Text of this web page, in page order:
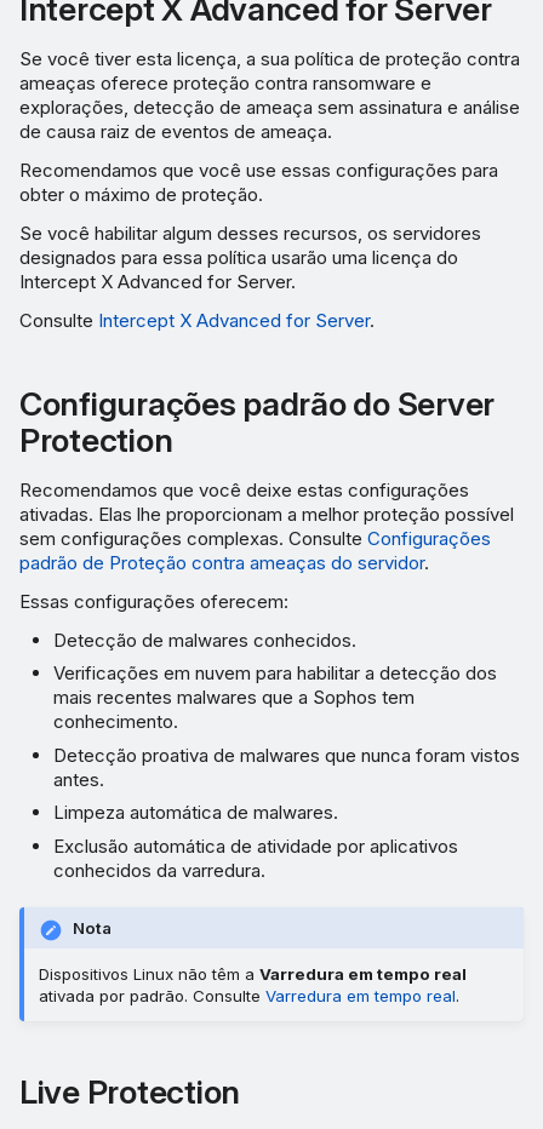
Detectar downloads de
Varredura em tempo real -
Opções
Correção
Proteção em tempo de
execução
Proteção Adaptativa contra
Configurações avançadas
Bloquear conexões do
navegador QUIC
Descriptografia de SSL/TLS
de sites HTTPS
Exclusões de
descriptografia de HTTPS
Varredura em tempo real
para Linux
Varredura agendada
Exclusão de hash
Intercept X Advanced for Server
Se você tiver esta licença, a sua política de proteção contra
ameaças oferece proteção contra ransomware e
explorações, detecção de ameaça sem assinatura e análise
de causa raiz de eventos de ameaça.
Recomendamos que você use essas configurações para
obter o máximo de proteção.
Se você habilitar algum desses recursos, os servidores
designados para essa política usarão uma licença do
Intercept X Advanced for Server.
Consulte Intercept X Advanced for Server.
Configurações padrão do Server
Protection
Recomendamos que você deixe estas configurações
ativadas. Elas lhe proporcionam a melhor proteção possível
sem configurações complexas. Consulte Configurações
padrão de Proteção contra ameaças do servidor.
Essas configurações oferecem:
Detecção de malwares conhecidos.
Verificações em nuvem para habilitar a detecção dos
mais recentes malwares que a Sophos tem
conhecimento.
Detecção proativa de malwares que nunca foram vistos
antes.
Limpeza automática de malwares.
Exclusão automática de atividade por aplicativos
conhecidos da varredura.
Nota
Dispositivos Linux não têm a Varredura em tempo real
ativada por padrão. Consulte Varredura em tempo real.
Live Protection